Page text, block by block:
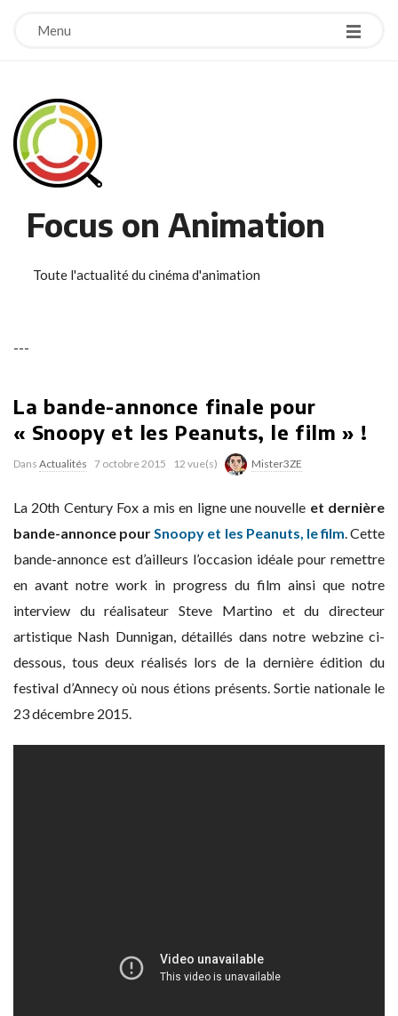
Menu
Focus on Animation
Toute l'actualité du cinéma d'animation
---
La bande-annonce finale pour
« Snoopy et les Peanuts, le film » !
Dans Actualités 7 octobre 2015 12 vue(s) Mister3ZE
La 20th Century Fox a mis en ligne une nouvelle et dernière
bande-annonce pourSnoopy et les Peanuts, le film. Cette
bande-annonce est d’ailleurs l’occasion idéale pour remettre
en avant notre work in progress du film ainsi que notre
interview du réalisateur Steve Martino et du directeur
artistique Nash Dunnigan, détaillés dans notre webzine ci-
dessous, tous deux réalisés lors de la dernière édition du
festival d’Annecy où nous étions présents. Sortie nationale le
23 décembre 2015.